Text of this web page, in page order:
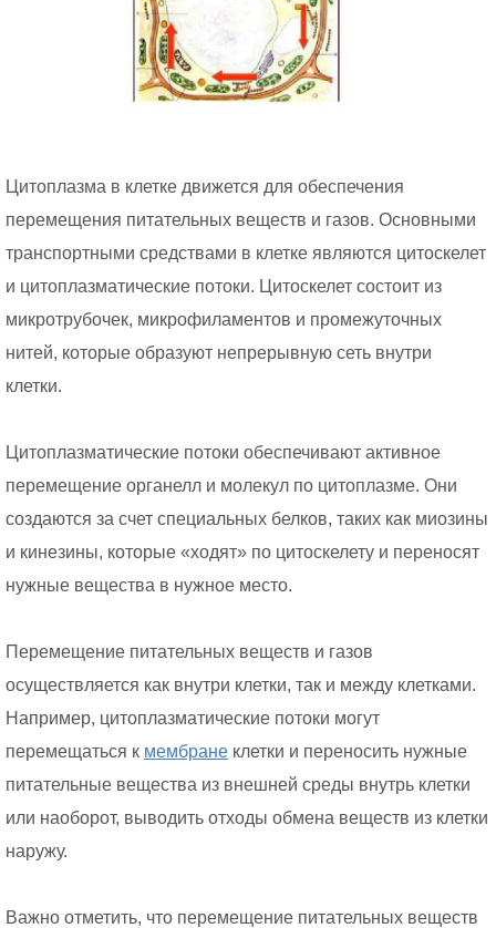
Цитоплазма в клетке движется для обеспечения
перемещения питательных веществ и газов. Основными
транспортными средствами в клетке являются цитоскелет
и цитоплазматические потоки. Цитоскелет состоит из
микротрубочек, микрофиламентов и промежуточных
нитей, которые образуют непрерывную сеть внутри
клетки.
Цитоплазматические потоки обеспечивают активное
перемещение органелл и молекул по цитоплазме. Они
создаются за счет специальных белков, таких как миозины
и кинезины, которые «ходят» по цитоскелету и переносят
нужные вещества в нужное место.
Перемещение питательных веществ и газов
осуществляется как внутри клетки, так и между клетками.
Например, цитоплазматические потоки могут
перемещаться к мембране клетки и переносить нужные
питательные вещества из внешней среды внутрь клетки
или наоборот, выводить отходы обмена веществ из клетки
наружу.
Важно отметить, что перемещение питательных веществ